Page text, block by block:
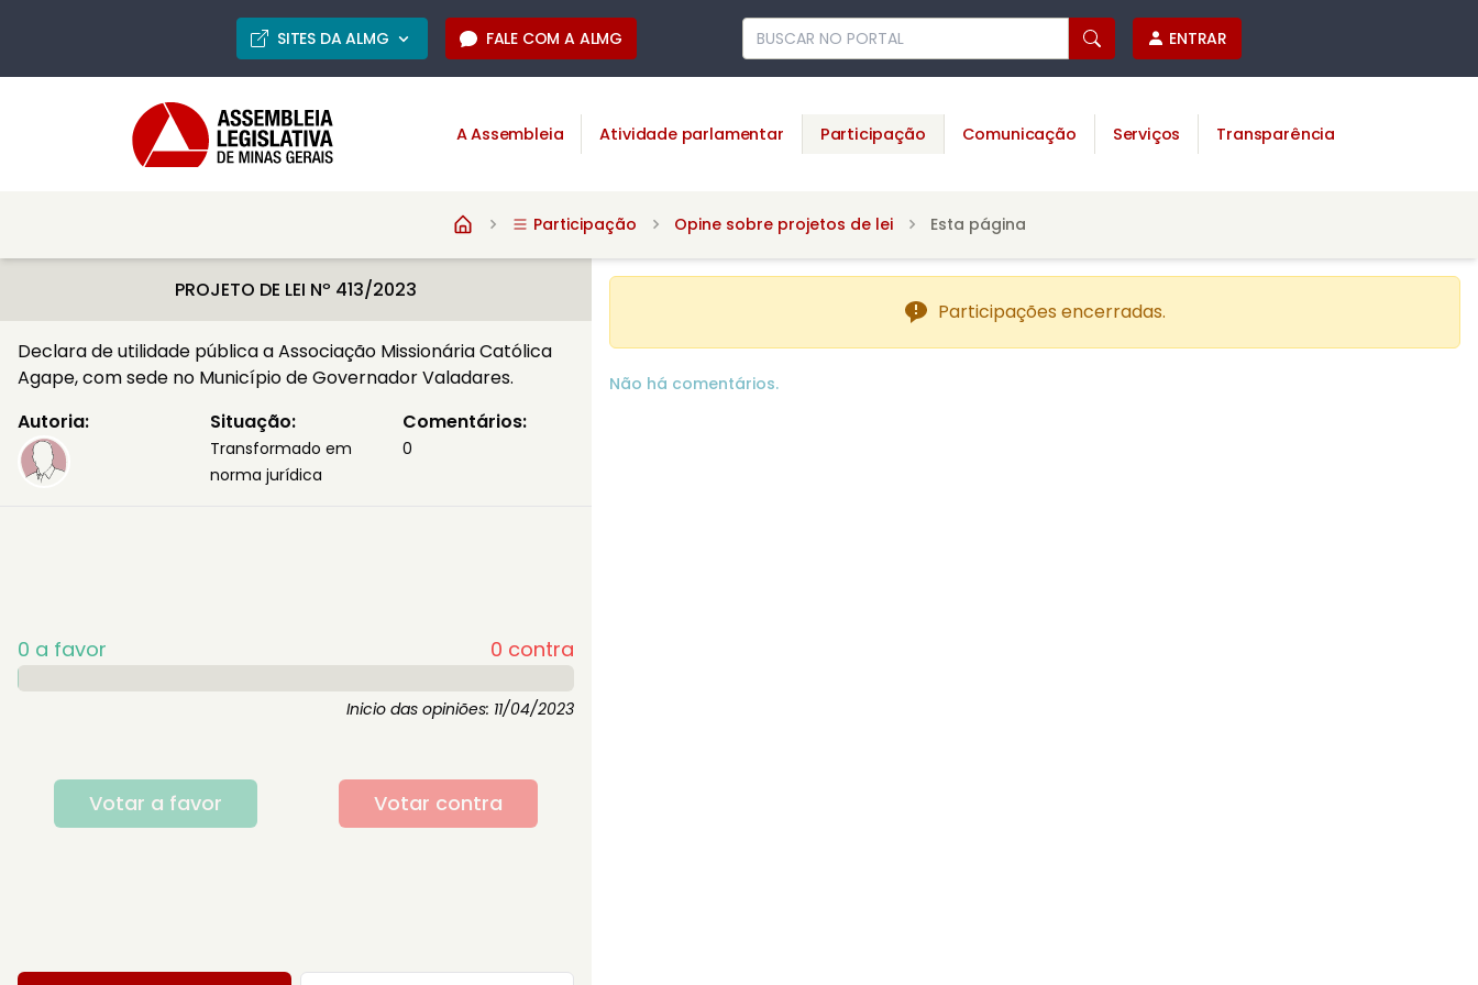
SITES DA ALMG FALE COM A ALMG ENTRAR
A Assembleia Atividade parlamentar Participação Comunicação Serviços Transparência
Participação Opine sobre projetos de lei Esta página
PROJETO DE LEI Nº 413/2023
Declara de utilidade pública a Associação Missionária Católica
Agape, com sede no Município de Governador Valadares.
Autoria:
Situação:
Transformado em
norma jurídica
Comentários:
0
0 a favor 0 contra
Inicio das opiniões: 11/04/2023
Votar a favor Votar contra
Participações encerradas.
Não há comentários.